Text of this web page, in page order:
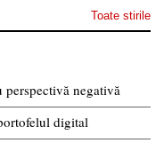
Toate stirile
negativă
digital